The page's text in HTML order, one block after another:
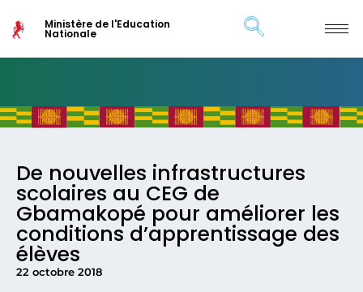
Ministère de l'Education
Nationale
De nouvelles infrastructures
scolaires au CEG de
Gbamakopé pour améliorer les
conditions d’apprentissage des
élèves
22 octobre 2018